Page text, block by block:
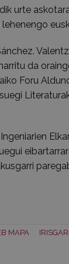
urte
da
Foru
MAPA